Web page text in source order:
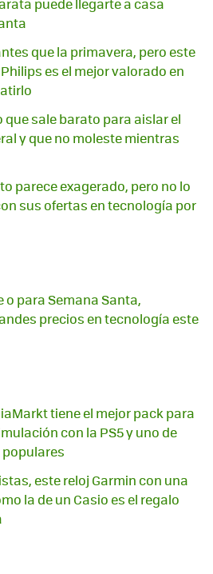
que la primavera, pero este
es el mejor valorado en
que sale barato para aislar el
y que no moleste mientras
parece exagerado, pero no lo
sus ofertas en tecnología por
o para Semana Santa,
precios en tecnología este
tiene el mejor pack para
con la PS5 y uno de
este reloj Garmin con una
la de un Casio es el regalo